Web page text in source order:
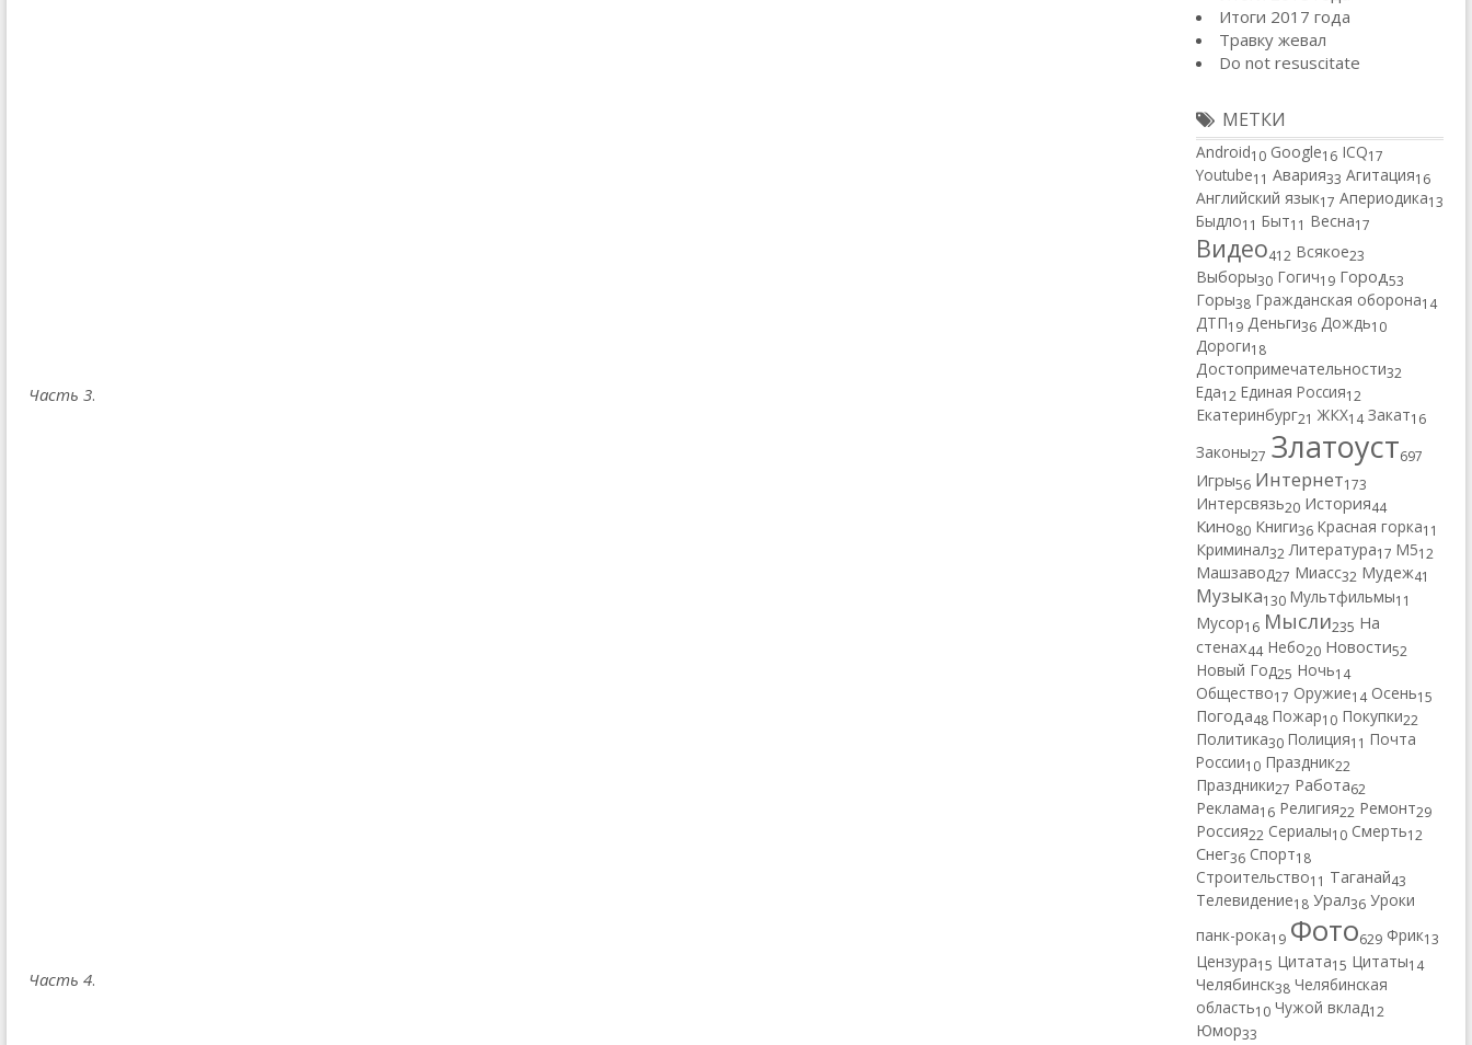
Часть 3.
Часть 4.
Итоги 2017 года
Травку жевал
Do not resuscitate
МЕТКИ
Android10 Google16 ICQ17
Youtube11 Авария33 Агитация16
Английский язык17 Апериодика13
Быдло11 Быт11 Весна17
Видео412 Всякое23
Выборы30 Гогич19 Город53
Горы38 Гражданская оборона14
ДТП19 Деньги36 Дождь10
Дороги18
Достопримечательности32
Еда12 Единая Россия12
Екатеринбург21 ЖКХ14 Закат16
Законы27 Златоуст697
Игры56 Интернет173
Интерсвязь20 История44
Кино80 Книги36 Красная горка11
Криминал32 Литература17 М512
Машзавод27 Миасс32 Мудеж41
Музыка130 Мультфильмы11
Мусор16 Мысли235 На
стенах44 Небо20 Новости52
Новый Год25 Ночь14
Общество17 Оружие14 Осень15
Погода48 Пожар10 Покупки22
Политика30 Полиция11 Почта
России10 Праздник22
Праздники27 Работа62
Реклама16 Религия22 Ремонт29
Россия22 Сериалы10 Смерть12
Снег36 Спорт18
Строительство11 Таганай43
Телевидение18 Урал36 Уроки
панк-рока19 Фото629 Фрик13
Цензура15 Цитата15 Цитаты14
Челябинск38 Челябинская
область10 Чужой вклад12
Юмор33